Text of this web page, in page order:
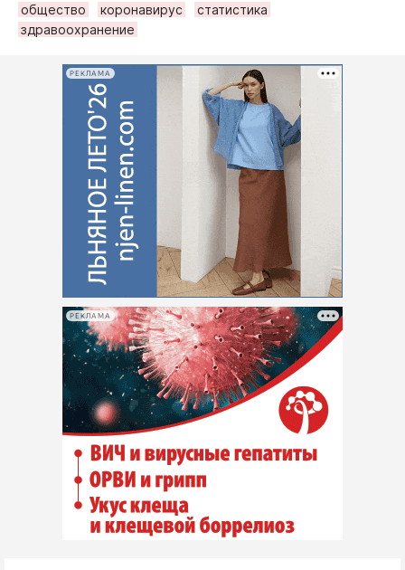
общество
коронавирус
статистика
здравоохранение
РЕКЛАМА
РЕКЛАМА